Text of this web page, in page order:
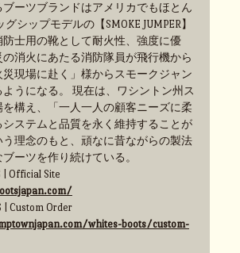
ブーツブランドはアメリカでもほとん
シップモデルの【SMOKE JUMPER】
防士用の靴として耐火性、強度に優
消火にあたる消防隊員が飛行機から
災現場に赴く」様からスモークジャン
うになる。 現在は、ワシントン州ス
構え、「一人一人の顧客ニーズに柔
ステムと品質を永く維持することが
理念のもと、頑なに昔ながらの製法
ーツを作り続けている。
| Official Site
| Custom Order
whites-boots/custom-